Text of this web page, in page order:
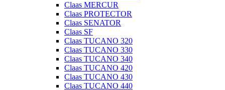
Claas MERCUR
Claas PROTECTOR
Claas SENATOR
Claas SF
Claas TUCANO 320
Claas TUCANO 330
Claas TUCANO 340
Claas TUCANO 420
Claas TUCANO 430
Claas TUCANO 440